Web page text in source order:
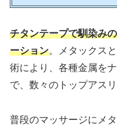
チタンテープで馴染み
ーション。メタックス
術により、各種金属を
で、数々のトップアス
普段のマッサージにメ